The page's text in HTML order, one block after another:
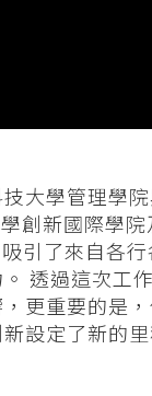
大學管理學
創新國際學院
引了來自各
透過這次工
更重要的是
設定了新的